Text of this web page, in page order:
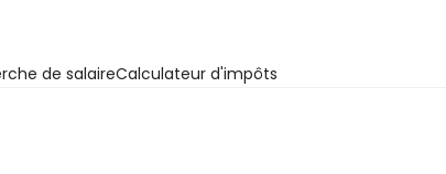
de salaireCalculateur d'impôts